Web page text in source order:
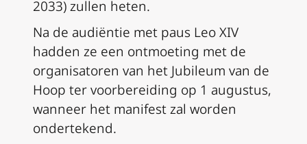
2033) zullen heten.
Na de audiëntie met paus Leo XIV
hadden ze een ontmoeting met de
organisatoren van het Jubileum van de
Hoop ter voorbereiding op 1 augustus,
wanneer het manifest zal worden
ondertekend.